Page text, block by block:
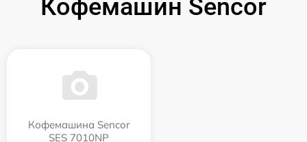
Кофемашин Sencor
Кофемашина Sencor
SES 7010NP